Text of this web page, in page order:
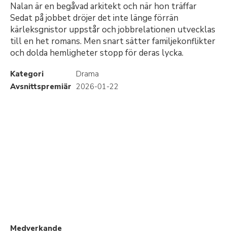
Nalan är en begåvad arkitekt och när hon träffar
Sedat på jobbet dröjer det inte länge förrän
kärleksgnistor uppstår och jobbrelationen utvecklas
till en het romans. Men snart sätter familjekonflikter
och dolda hemligheter stopp för deras lycka.
Kategori
Drama
Avsnittspremiär 2026-01-22
Medverkande